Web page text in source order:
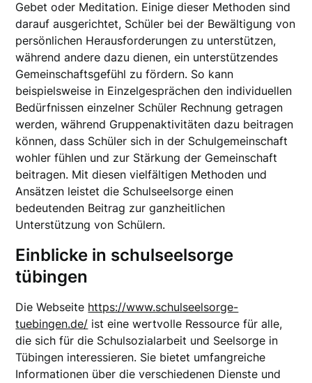
Gebet oder Meditation. Einige dieser Methoden sind
darauf ausgerichtet, Schüler bei der Bewältigung von
persönlichen Herausforderungen zu unterstützen,
während andere dazu dienen, ein unterstützendes
Gemeinschaftsgefühl zu fördern. So kann
beispielsweise in Einzelgesprächen den individuellen
Bedürfnissen einzelner Schüler Rechnung getragen
werden, während Gruppenaktivitäten dazu beitragen
können, dass Schüler sich in der Schulgemeinschaft
wohler fühlen und zur Stärkung der Gemeinschaft
beitragen. Mit diesen vielfältigen Methoden und
Ansätzen leistet die Schulseelsorge einen
bedeutenden Beitrag zur ganzheitlichen
Unterstützung von Schülern.
Einblicke in schulseelsorge
tübingen
Die Webseite https://www.schulseelsorge-
tuebingen.de/ ist eine wertvolle Ressource für alle,
die sich für die Schulsozialarbeit und Seelsorge in
Tübingen interessieren. Sie bietet umfangreiche
Informationen über die verschiedenen Dienste und